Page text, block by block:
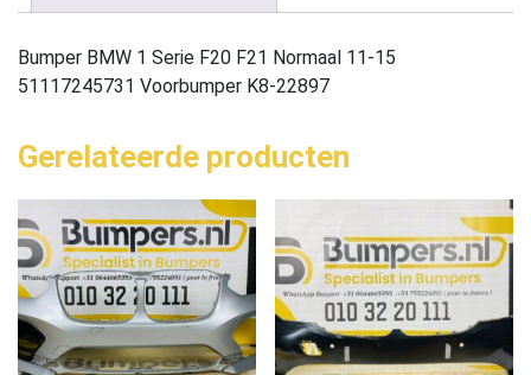
Bumper BMW 1 Serie F20 F21 Normaal 11-15
51117245731 Voorbumper K8-22897
Gerelateerde producten